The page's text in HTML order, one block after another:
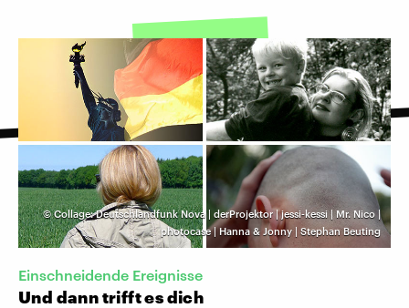
©Collage: Deutschlandfunk Nova | derProjektor | jessi-kessi | Mr. Nico |
photocase | Hanna & Jonny | Stephan Beuting
Einschneidende Ereignisse
Und dann trifft es dich